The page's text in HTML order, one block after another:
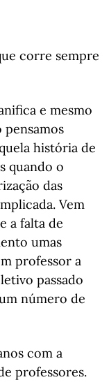
corre sempre
e mesmo
pensamos
história de
quando o
das
Vem
a falta de
umas
professor a
passado
número de
com a
professores.